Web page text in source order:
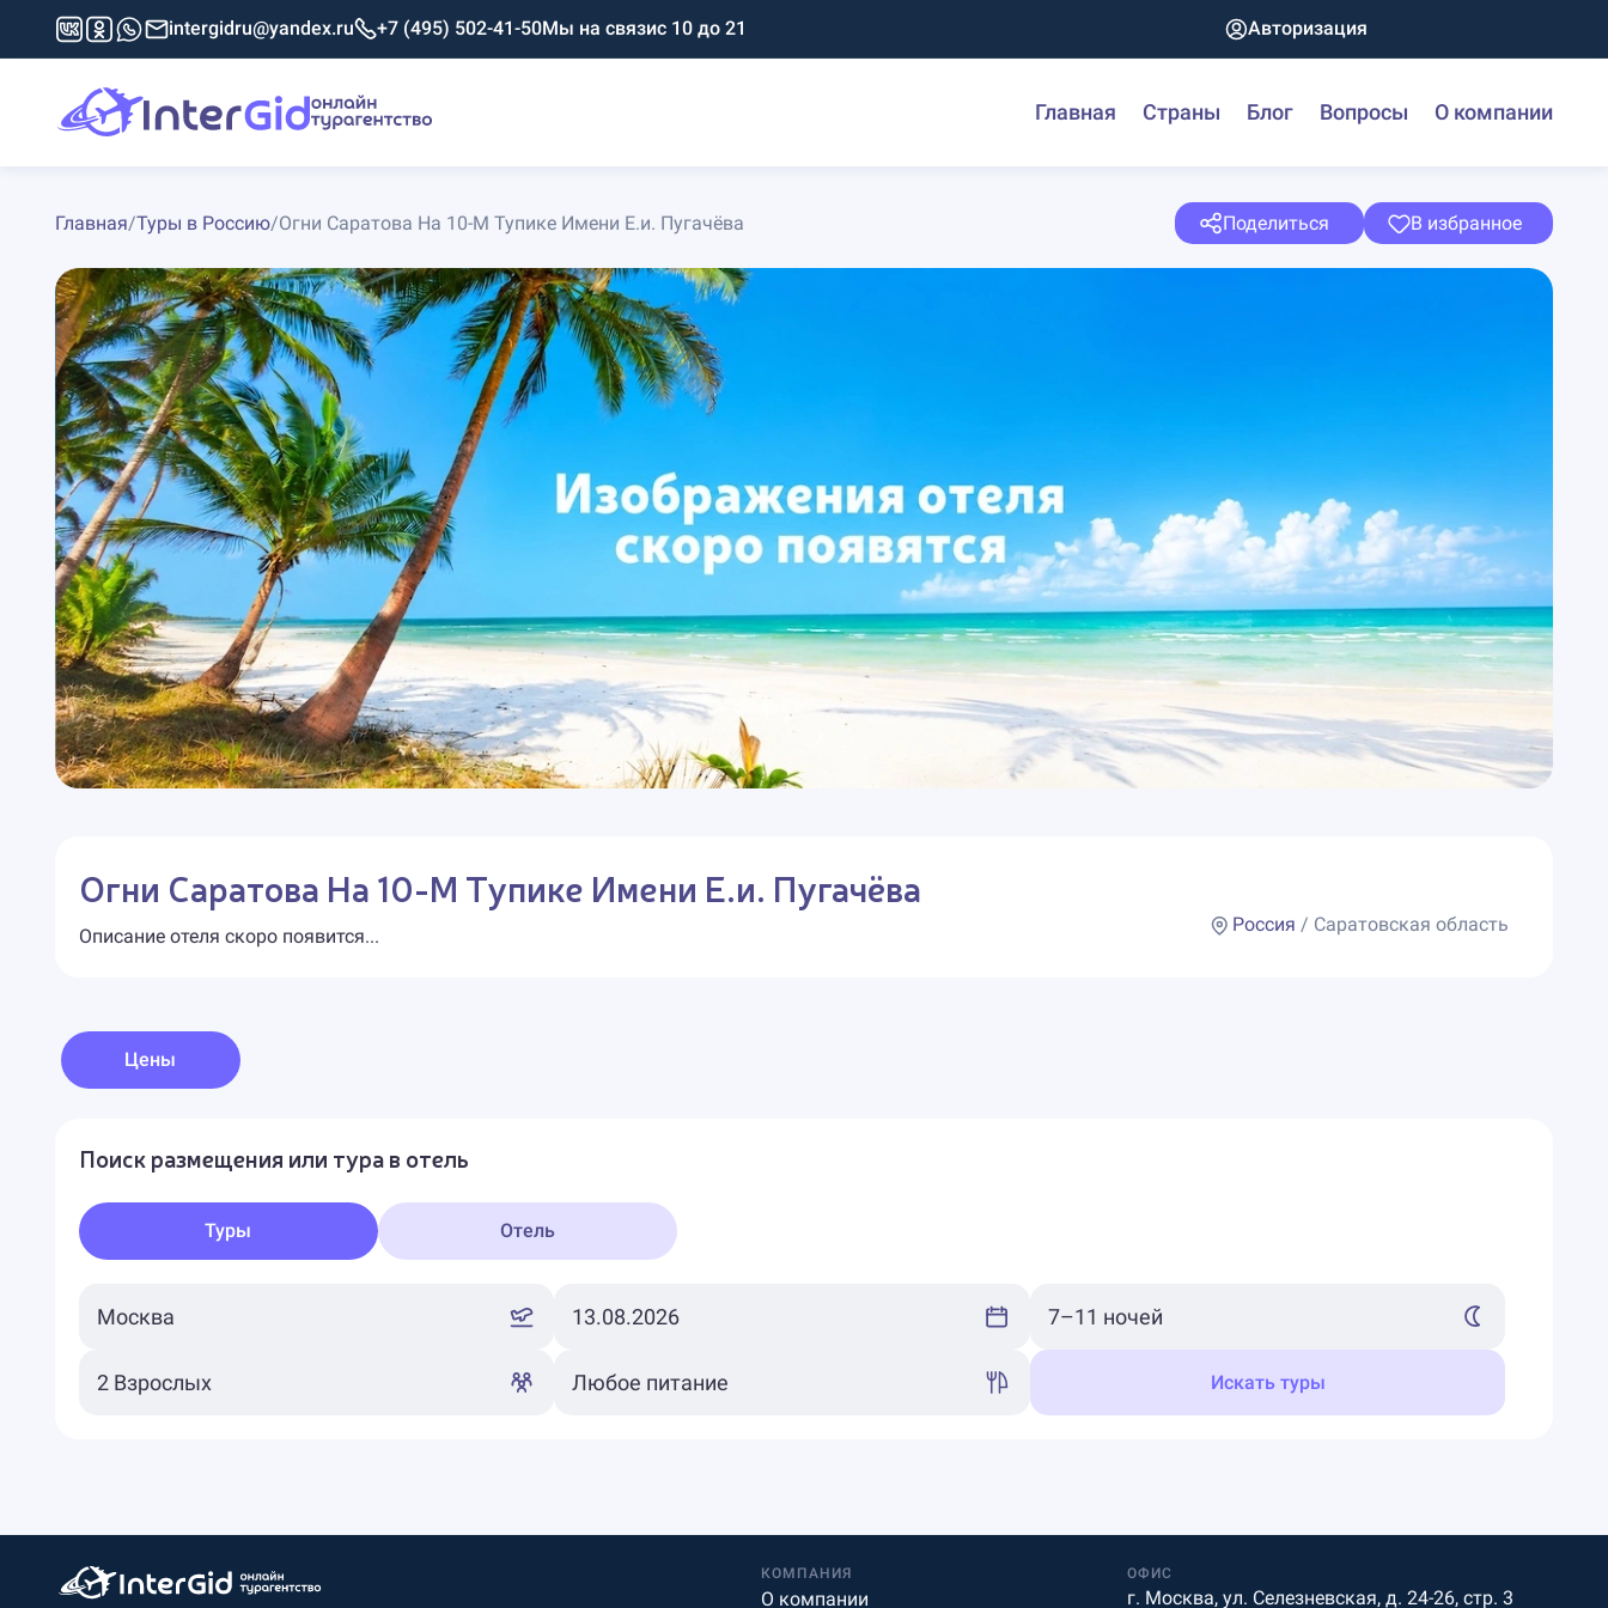
intergidru@yandex.ru +7 (495) 502-41-50Мы на связис 10 до 21 Авторизация
Главная Страны Блог Вопросы О компании
Главная/Туры в Россию/Огни Саратова На 10-М Тупике Имени Е.и. Пугачёва Поделиться В избранное
Огни Саратова На 10-М Тупике Имени Е.и. Пугачёва
Описание отеля скоро появится...
Россия / Саратовская область
Цены
Поиск размещения или тура в отель
Туры Отель
Искать туры
КОМПАНИЯ
О компании
ОФИС
г. Москва, ул. Селезневская, д. 24-26, стр. 3